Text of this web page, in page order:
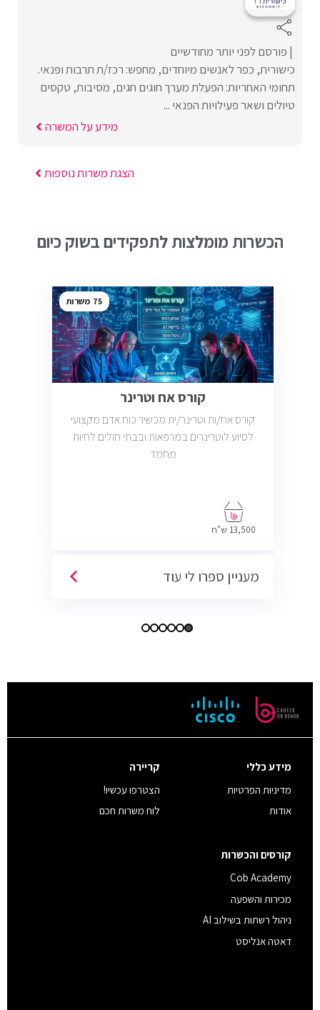
פורסם לפני יותר מחודשיים
כישורית, כפר לאנשים מיוחדים, מחפש: רכז/ת תרבות ופנאי.
תחומי האחריות: הפעלת מערך חוגים חגים, מסיבות, טקסים
טיולים ושאר פעילויות הפנאי ...
מידע על המשרה
הצגת משרות נוספות
הכשרות מומלצות לתפקידים בשוק כיום
75
קורס אח וטרינר
קורס אח/ות וטרינר/ית מכשיר כוח אדם מקצועי
לסיוע לוטרינרים במרפאות ובבתי חולים לחיות
מחמד
13,500 ש"ח
מעניין ספרו לי עוד
מידע כללי
מדיניות הפרטיות
אודות
קריירה
הצטרפו עכשיו!
לוח משרות חכם
קורסים והכשרות
Cob Academy
מכירות והשפעה
ניהול רשתות בשילוב AI
דאטה אנליסט